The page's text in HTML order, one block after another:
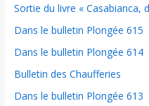
Sortie du livre « Casabianca,
Dans le bulletin Plongée 615
Dans le bulletin Plongée 614
Bulletin des Chaufferies
Dans le bulletin Plongée 613